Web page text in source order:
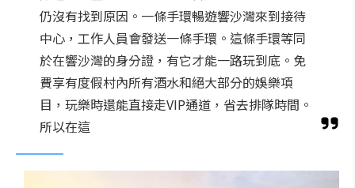
仍沒有找到原因。一條手環暢遊響沙灣來到接待
中心，工作人員會發送一條手環。這條手環等同
於在響沙灣的身分證，有它才能一路玩到底。免
費享有度假村內所有酒水和絕大部分的娛樂項
目，玩樂時還能直接走VIP通道，省去排隊時間。
所以在這